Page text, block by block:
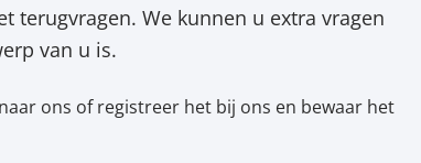
terugvragen. We kunnen u extra vragen
van u is.
ons of registreer het bij ons en bewaar het